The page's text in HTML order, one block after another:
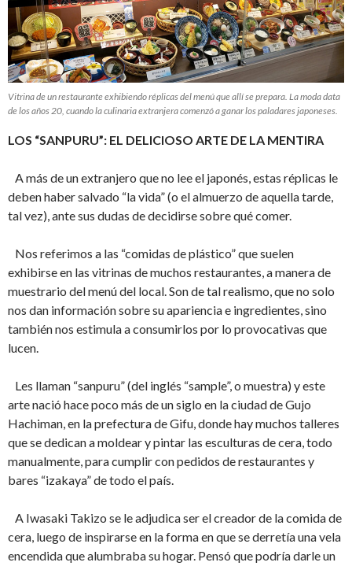
Vitrina de un restaurante exhibiendo réplicas del menú que allí se prepara. La moda data
de los años 20, cuando la culinaria extranjera comenzó a ganar los paladares japoneses.
LOS “SANPURU”: EL DELICIOSO ARTE DE LA MENTIRA
A más de un extranjero que no lee el japonés, estas réplicas le
deben haber salvado “la vida” (o el almuerzo de aquella tarde,
tal vez), ante sus dudas de decidirse sobre qué comer.
Nos referimos a las “comidas de plástico” que suelen
exhibirse en las vitrinas de muchos restaurantes, a manera de
muestrario del menú del local. Son de tal realismo, que no solo
nos dan información sobre su apariencia e ingredientes, sino
también nos estimula a consumirlos por lo provocativas que
lucen.
Les llaman “sanpuru” (del inglés “sample”, o muestra) y este
arte nació hace poco más de un siglo en la ciudad de Gujo
Hachiman, en la prefectura de Gifu, donde hay muchos talleres
que se dedican a moldear y pintar las esculturas de cera, todo
manualmente, para cumplir con pedidos de restaurantes y
bares “izakaya” de todo el país.
A Iwasaki Takizo se le adjudica ser el creador de la comida de
cera, luego de inspirarse en la forma en que se derretía una vela
encendida que alumbraba su hogar. Pensó que podría darle un